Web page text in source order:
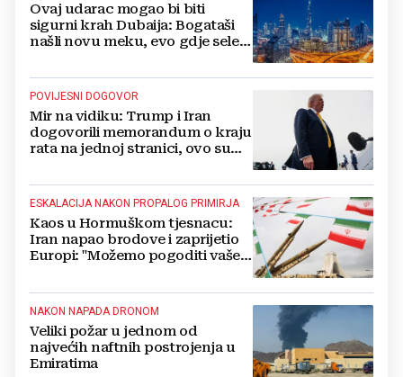
Ovaj udarac mogao bi biti
sigurni krah Dubaija: Bogataši
našli novu meku, evo gdje sele
POVIJESNI DOGOVOR
Mir na vidiku: Trump i Iran
dogovorili memorandum o kraju
rata na jednoj stranici, ovo su
ESKALACIJA NAKON PROPALOG PRIMIRJA
Kaos u Hormuškom tjesnacu:
Iran napao brodove i zaprijetio
Europi: "Možemo pogoditi vaše
NAKON NAPADA DRONOM
Veliki požar u jednom od
najvećih naftnih postrojenja u
Emiratima